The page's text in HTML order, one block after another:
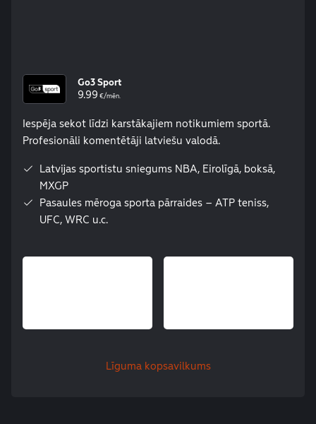
Go3 Sport
9.99 €/mēn.
Iespēja sekot līdzi karstākajiem notikumiem sportā.
Profesionāli komentētāji latviešu valodā.
Latvijas sportistu sniegums NBA, Eirolīgā, boksā,
MXGP
Pasaules mēroga sporta pārraides – ATP teniss,
UFC, WRC u.c.
Līguma kopsavilkums